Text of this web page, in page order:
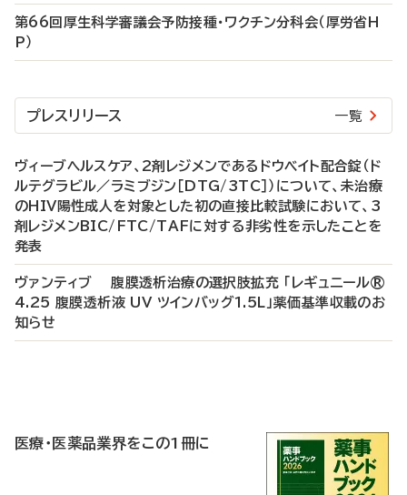
第66回厚生科学審議会予防接種・ワクチン分科会（厚労省H
P）
プレスリリース 一覧
ヴィーブヘルスケア、2剤レジメンであるドウベイト配合錠（ド
ルテグラビル／ラミブジン［DTG/3TC］）について、未治療
のHIV陽性成人を対象とした初の直接比較試験において、3
剤レジメンBIC/FTC/TAFに対する非劣性を示したことを
発表
ヴァンティブ 腹膜透析治療の選択肢拡充 「レギュニール®
4.25 腹膜透析液 UV ツインバッグ1.5L」薬価基準収載のお
知らせ
医療・医薬品業界をこの1冊に